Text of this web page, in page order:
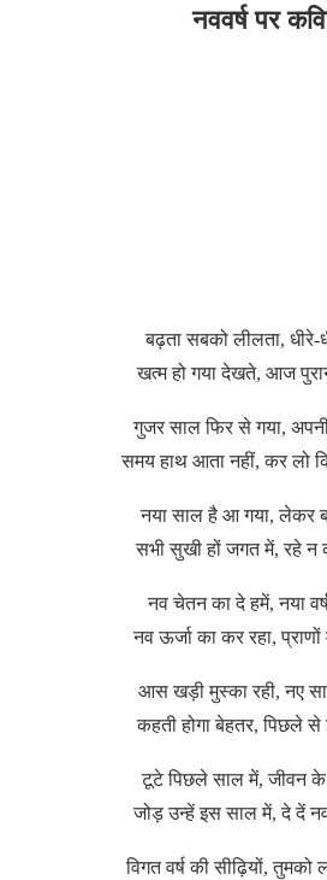
नववर्ष पर
बढ़ता सबको लीलता, धीरे-
खत्म हो गया देखते, आज
गुजर साल फिर से गया,
समय हाथ आता नहीं, कर लो
नया साल है आ गया, लेकर
सभी सुखी हों जगत में, रहे न
नव चेतन का दे हमें, नया
नव ऊर्जा का कर रहा,
आस खड़ी मुस्का रही, नए
कहती होगा बेहतर, पिछले से
टूटे पिछले साल में, जीवन
जोड़ उन्हें इस साल में, दे दें
विगत वर्ष की सीढ़ियों, तुमको